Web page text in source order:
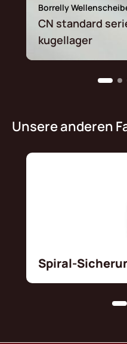
Borrelly
CN standard
kugellager
Unsere anderen
Spiral-